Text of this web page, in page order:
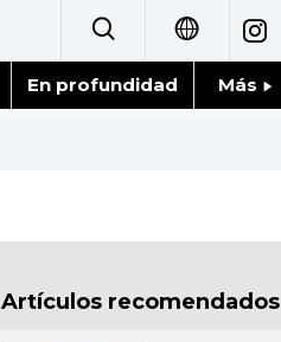
日本語
En profundidad Más
Artículos recomendados